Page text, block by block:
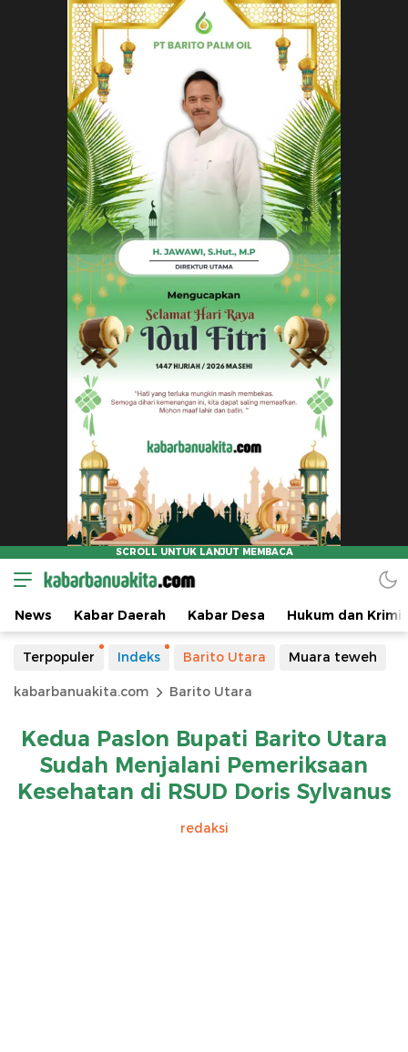
News Kabar Daerah Kabar Desa Hukum dan
Terpopuler Indeks Barito Utara Muara teweh
kabarbanuakita.com Barito Utara
Kedua Paslon Bupati Barito Utara
Sudah Menjalani Pemeriksaan
Kesehatan di RSUD Doris Sylvanus
redaksi